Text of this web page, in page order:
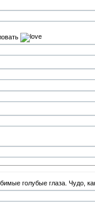
голубые глаза. Чудо,